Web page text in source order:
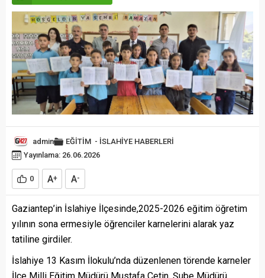
admin EĞİTİM - İSLAHİYE HABERLERİ
Yayınlama: 26.06.2026
0 A+ A-
Gaziantep’in İslahiye İlçesinde,2025-2026 eğitim öğretim
yılının sona ermesiyle öğrenciler karnelerini alarak yaz
tatiline girdiler.
İslahiye 13 Kasım İlokulu’nda düzenlenen törende karneler